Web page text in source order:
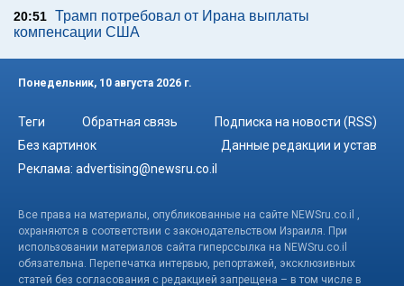
20:51 Трамп потребовал от Ирана выплаты
компенсации США
Понедельник, 10 августа 2026 г.
Теги Обратная связь
Подписка на новости (RSS)
Без картинок
Данные редакции и устав
Реклама: advertising@newsru.co.il
Все права на материалы, опубликованные на сайте NEWSru.co.il ,
охраняются в соответствии с законодательством Израиля. При
использовании материалов сайта гиперссылка на NEWSru.co.il
обязательна. Перепечатка интервью, репортажей, эксклюзивных
статей без согласования с редакцией запрещена – в том числе в